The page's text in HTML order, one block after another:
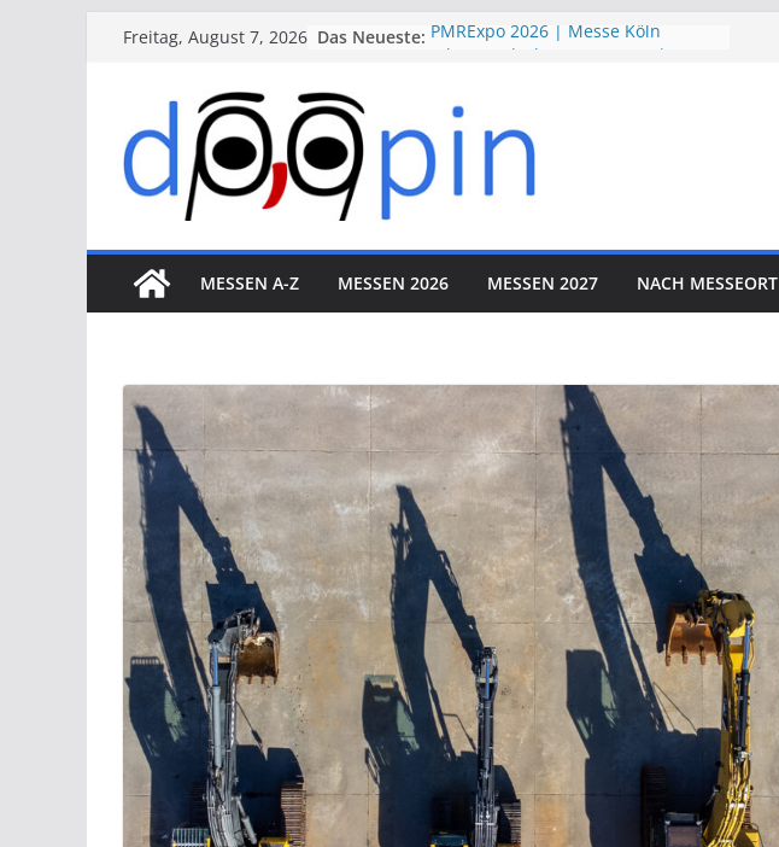
Freitag, August 7, 2026 Das Neueste: PMRExpo 2026 | Messe Köln
therapie 2026 | Messe München
VALVE WORLD EXPO 2026 | Messe
Düsseldorf
ESSEN MOTOR SHOW 2026 | Messe
MESSEN A-Z MESSEN 2026 MESSEN 2027 NACH MESSEORT